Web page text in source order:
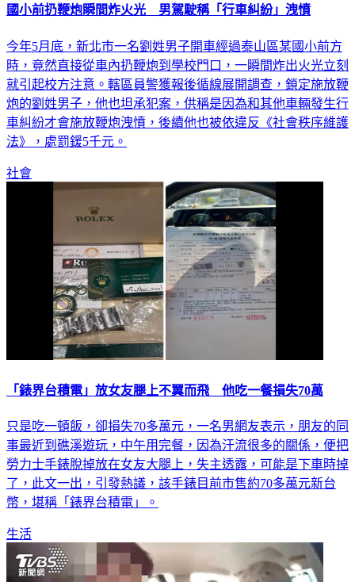
國小前扔鞭炮瞬間炸火光 男駕駛稱「行車糾紛」洩憤
今年5月底，新北市一名劉姓男子開車經過泰山區某國小前方
時，竟然直接從車內扔鞭炮到學校門口，一瞬間炸出火光立刻
就引起校方注意。轄區員警獲報後循線展開調查，鎖定施放鞭
炮的劉姓男子，他也坦承犯案，供稱是因為和其他車輛發生行
車糾紛才會施放鞭炮洩憤，後續他也被依違反《社會秩序維護
法》，處罰鍰5千元。
社會
「錶界台積電」放女友腿上不翼而飛 他吃一餐損失70萬
只是吃一頓飯，卻損失70多萬元，一名男網友表示，朋友的同
事最近到礁溪遊玩，中午用完餐，因為汗流很多的關係，便把
勞力士手錶脫掉放在女友大腿上，失主透露，可能是下車時掉
了，此文一出，引發熱議，該手錶目前市售約70多萬元新台
幣，堪稱「錶界台積電」。
生活